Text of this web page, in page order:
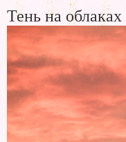
Тень на облаках